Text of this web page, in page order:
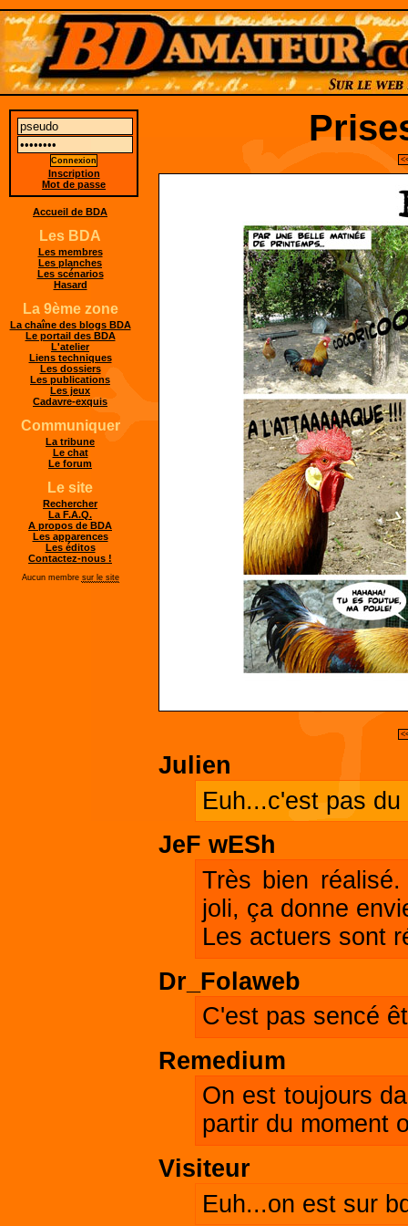
Julien
Euh...c'est pas
JeF wESh
Très bien
joli, ça donne
Les actuers sont
Dr_Folaweb
C'est pas sencé
Remedium
On est toujours
partir du moment
Visiteur
Euh...on est sur
Inscription
Mot de passe
Accueil de BDA
Les BDA
Les membres
Les planches
Les scénarios
Hasard
La 9ème zone
La chaîne des blogs BDA
Le portail des BDA
L'atelier
Liens techniques
Les dossiers
Les publications
Les jeux
Cadavre-exquis
Communiquer
La tribune
Le chat
Le forum
Le site
Rechercher
La F.A.Q.
A propos de BDA
Les apparences
Les éditos
Contactez-nous !
Aucun membre sur le site